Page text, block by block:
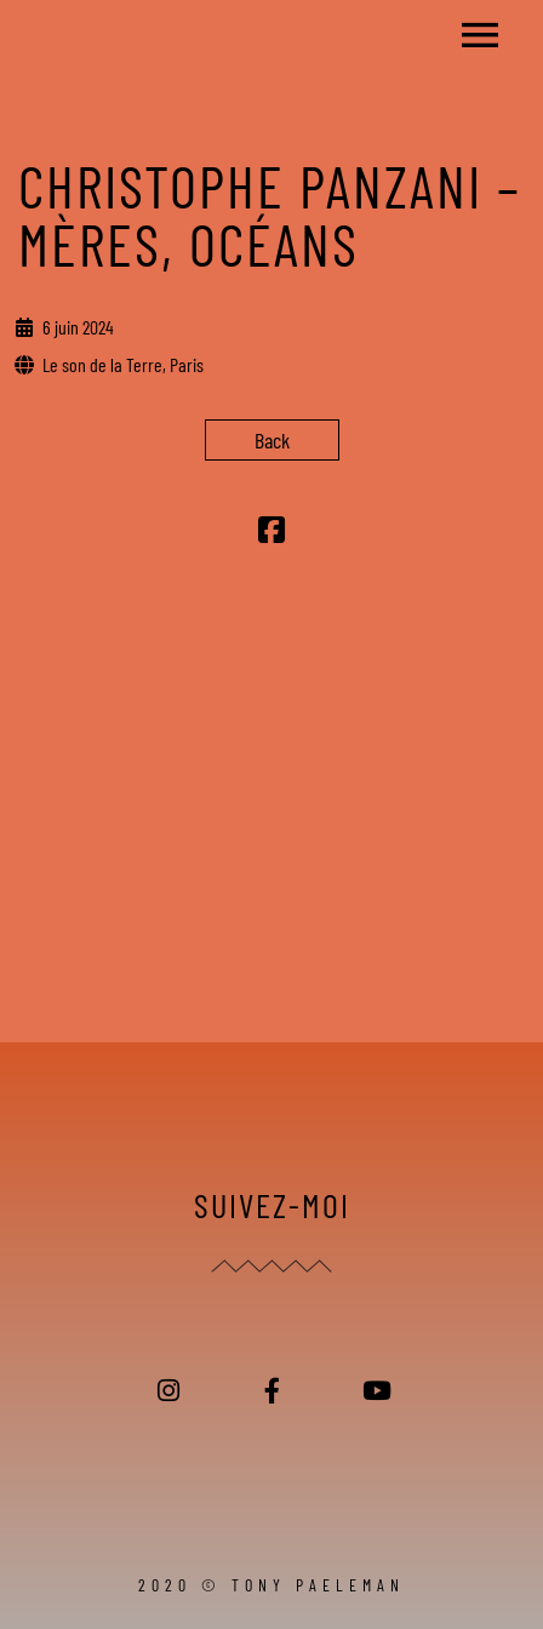
CHRISTOPHE PANZANI –
MÈRES, OCÉANS
6 juin 2024
Le son de la Terre, Paris
Back
SUIVEZ-MOI
2020 © TONY PAELEMAN